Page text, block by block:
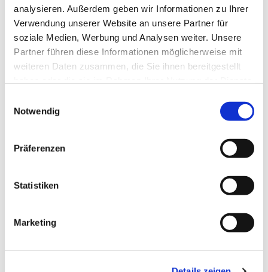
analysieren. Außerdem geben wir Informationen zu Ihrer
Verwendung unserer Website an unsere Partner für
soziale Medien, Werbung und Analysen weiter. Unsere
Partner führen diese Informationen möglicherweise mit
weiteren Daten zusammen, die Sie ihnen bereitgestellt
Notwendig
Präferenzen
Statistiken
Marketing
Dies könnte Sie auch